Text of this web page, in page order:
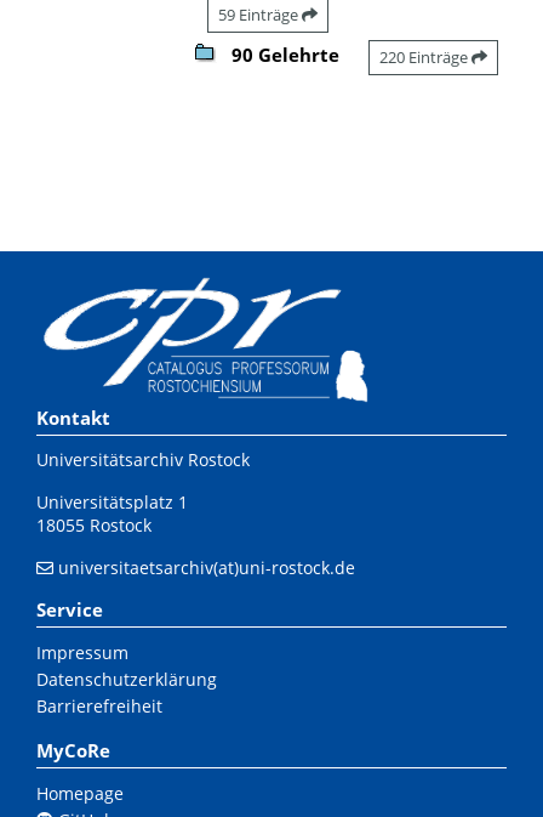
59 Einträge
90 Gelehrte 220 Einträge
Kontakt
Universitätsarchiv Rostock
Universitätsplatz 1
18055 Rostock
universitaetsarchiv(at)uni-rostock.de
Service
Impressum
Datenschutzerklärung
Barrierefreiheit
MyCoRe
Homepage